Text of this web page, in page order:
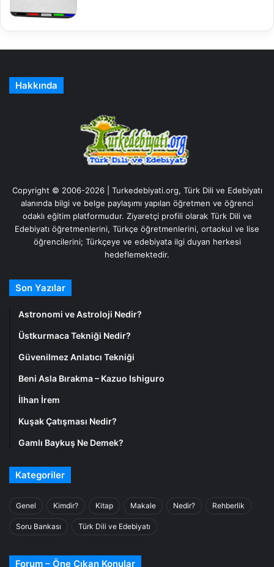
Hakkında
Copyright © 2006-2026 | Turkedebiyati.org, Türk Dili ve Edebiyatı
alanında bilgi ve belge paylaşımı yapılan öğretmen ve öğrenci
odaklı eğitim platformudur. Ziyaretçi profili olarak Türk Dili ve
Edebiyatı öğretmenlerini, Türkçe öğretmenlerini, ortaokul ve lise
öğrencilerini; Türkçeye ve edebiyata ilgi duyan herkesi
hedeflemektedir.
Son Yazılar
Astronomi ve Astroloji Nedir?
Üstkurmaca Tekniği Nedir?
Güvenilmez Anlatıcı Tekniği
Beni Asla Bırakma – Kazuo Ishiguro
İlhan İrem
Kuşak Çatışması Nedir?
Gamlı Baykuş Ne Demek?
Kategoriler
Genel Kimdir? Kitap Makale Nedir? Rehberlik
Soru Bankası Türk Dili ve Edebiyatı
Forum – Öne Çıkan Konular